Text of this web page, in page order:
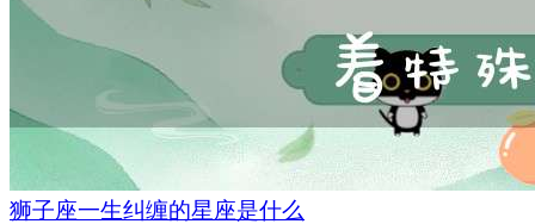
狮子座一生纠缠的星座是什么